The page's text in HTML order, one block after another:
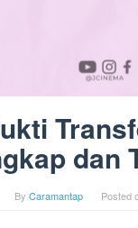
dan
By Caramantap Posted